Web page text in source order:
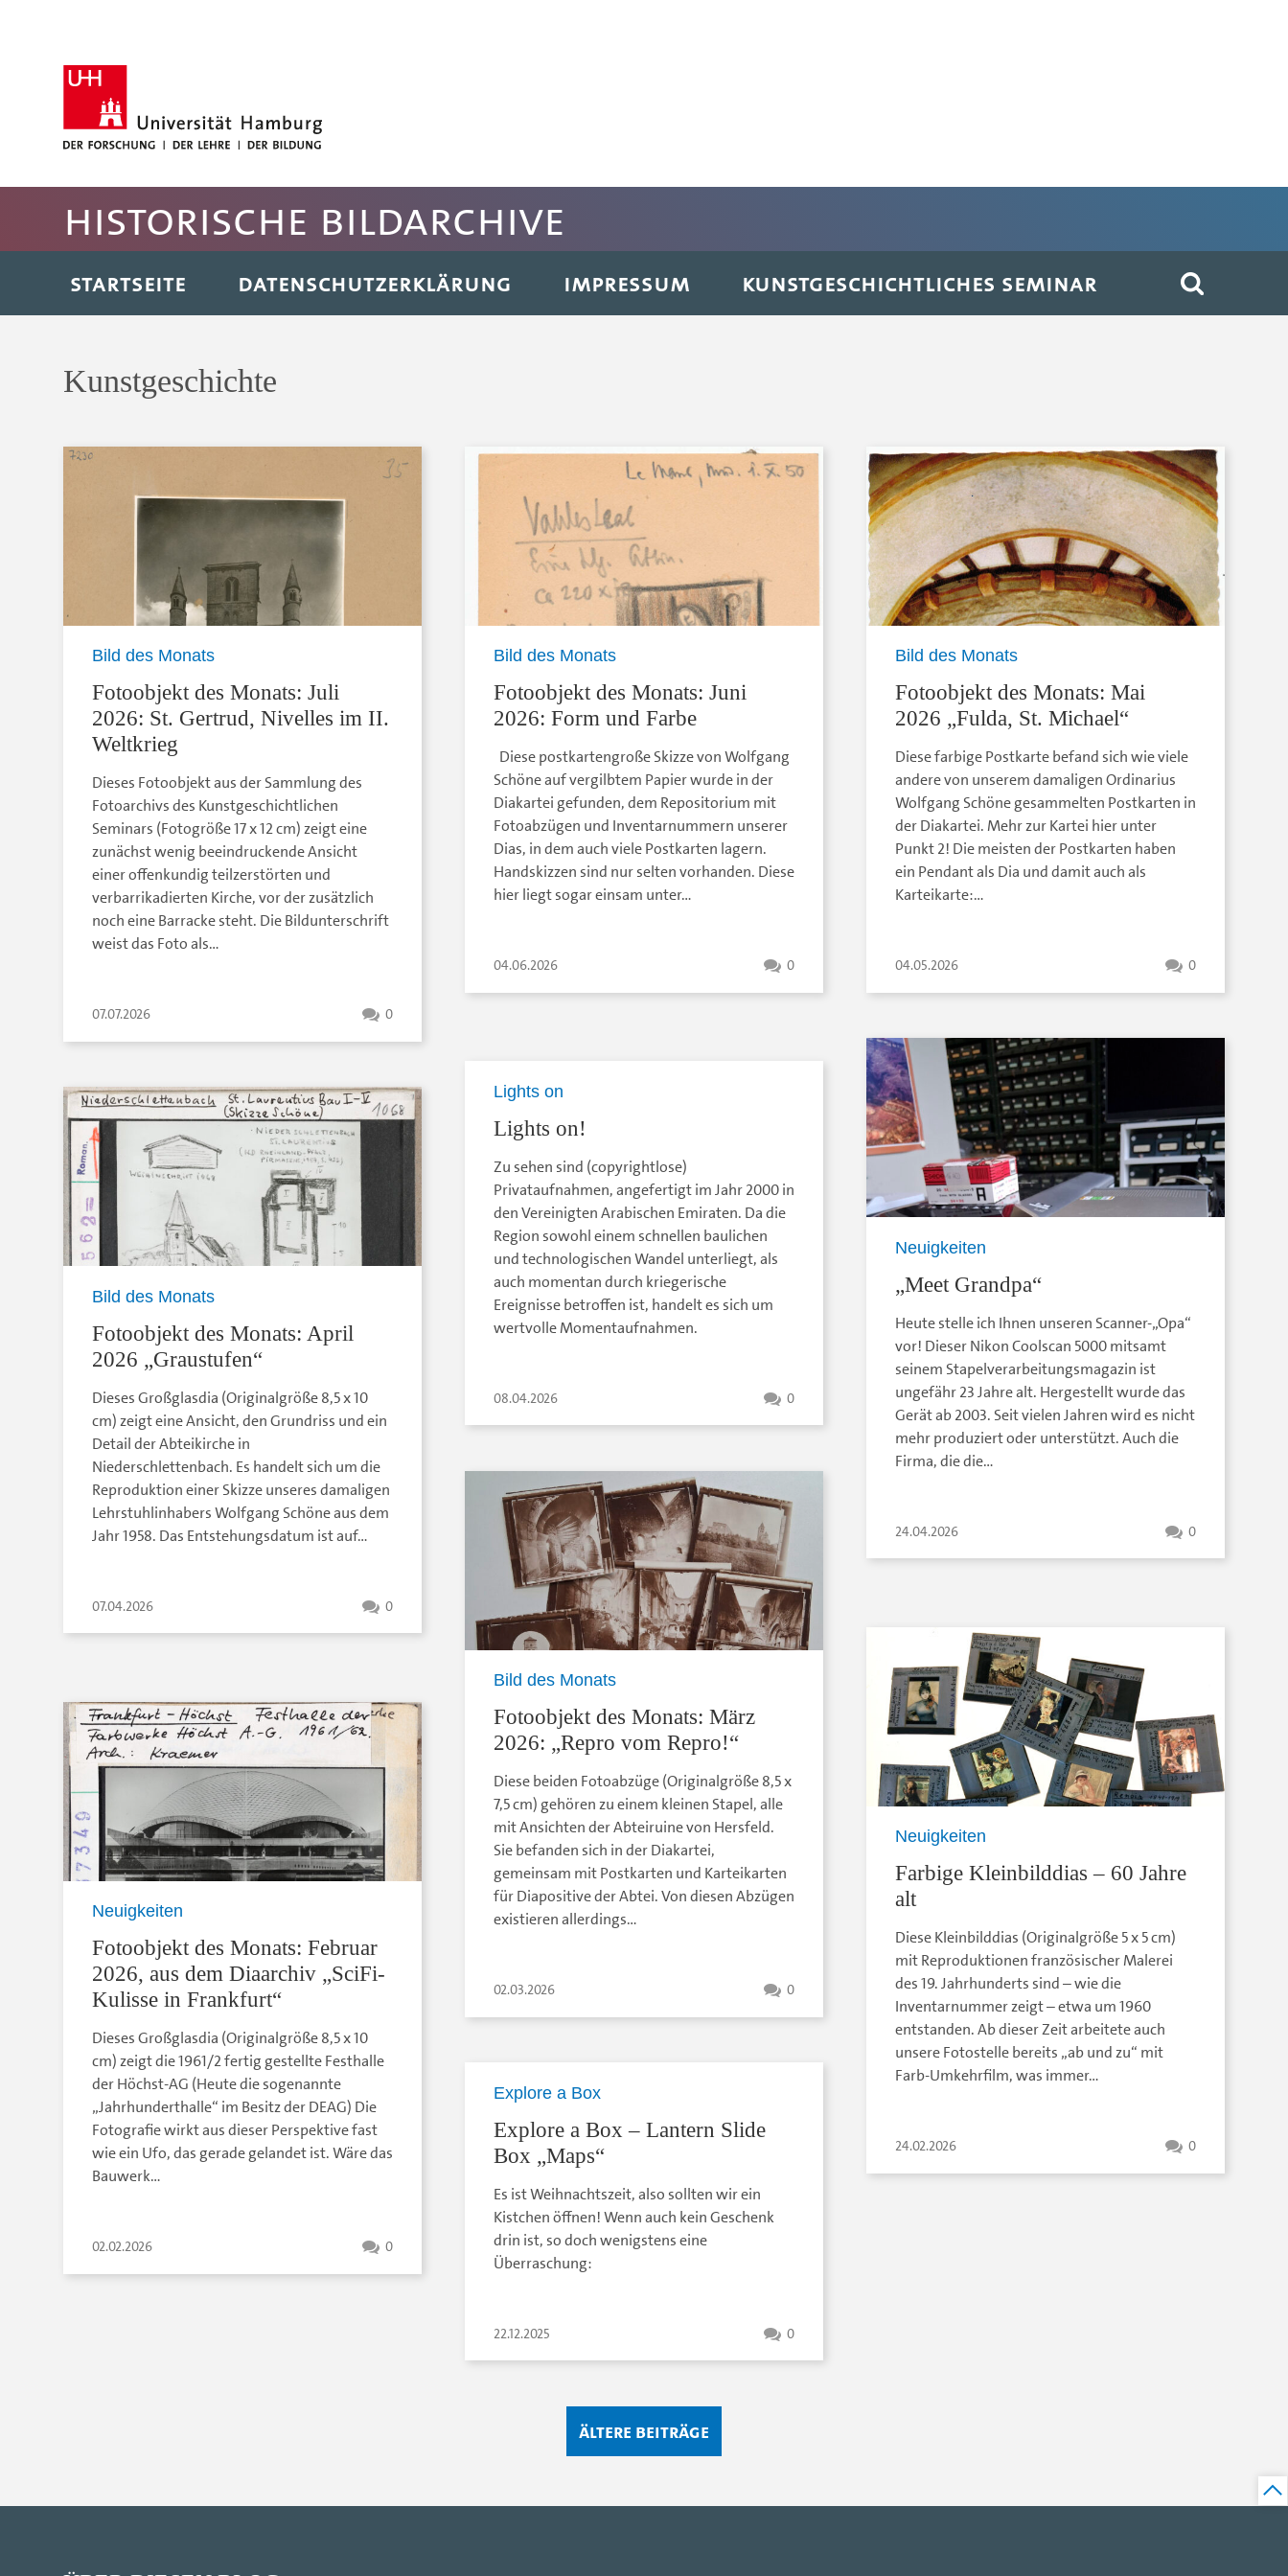
Fussbereich der Seite anspringen
Historische Bildarchive
STARTSEITE DATENSCHUTZERKLÄRUNG IMPRESSUM KUNSTGESCHICHTLICHES SEMINAR
Kunstgeschichte
Bild des Monats
Fotoobjekt des Monats: Juli
2026: St. Gertrud, Nivelles im II.
Weltkrieg
Dieses Fotoobjekt aus der Sammlung des
Fotoarchivs des Kunstgeschichtlichen
Seminars (Fotogröße 17 x 12 cm) zeigt eine
zunächst wenig beeindruckende Ansicht
einer offenkundig teilzerstörten und
verbarrikadierten Kirche, vor der zusätzlich
noch eine Barracke steht. Die Bildunterschrift
weist das Foto als…
07.07.2026 0
Bild des Monats
Fotoobjekt des Monats: Juni
2026: Form und Farbe
Diese postkartengroße Skizze von Wolfgang
Schöne auf vergilbtem Papier wurde in der
Diakartei gefunden, dem Repositorium mit
Fotoabzügen und Inventarnummern unserer
Dias, in dem auch viele Postkarten lagern.
Handskizzen sind nur selten vorhanden. Diese
hier liegt sogar einsam unter…
04.06.2026 0
Bild des Monats
Fotoobjekt des Monats: Mai
2026 „Fulda, St. Michael“
Diese farbige Postkarte befand sich wie viele
andere von unserem damaligen Ordinarius
Wolfgang Schöne gesammelten Postkarten in
der Diakartei. Mehr zur Kartei hier unter
Punkt 2! Die meisten der Postkarten haben
ein Pendant als Dia und damit auch als
Karteikarte:…
04.05.2026 0
Neuigkeiten
„Meet Grandpa“
Heute stelle ich Ihnen unseren Scanner-„Opa“
vor! Dieser Nikon Coolscan 5000 mitsamt
seinem Stapelverarbeitungsmagazin ist
ungefähr 23 Jahre alt. Hergestellt wurde das
Gerät ab 2003. Seit vielen Jahren wird es nicht
mehr produziert oder unterstützt. Auch die
Firma, die die…
24.04.2026 0
Lights on
Lights on!
Zu sehen sind (copyrightlose)
Privataufnahmen, angefertigt im Jahr 2000 in
den Vereinigten Arabischen Emiraten. Da die
Region sowohl einem schnellen baulichen
und technologischen Wandel unterliegt, als
auch momentan durch kriegerische
Ereignisse betroffen ist, handelt es sich um
wertvolle Momentaufnahmen.
08.04.2026 0
Bild des Monats
Fotoobjekt des Monats: April
2026 „Graustufen“
Dieses Großglasdia (Originalgröße 8,5 x 10
cm) zeigt eine Ansicht, den Grundriss und ein
Detail der Abteikirche in
Niederschlettenbach. Es handelt sich um die
Reproduktion einer Skizze unseres damaligen
Lehrstuhlinhabers Wolfgang Schöne aus dem
Jahr 1958. Das Entstehungsdatum ist auf…
07.04.2026 0
Bild des Monats
Fotoobjekt des Monats: März
2026: „Repro vom Repro!“
Diese beiden Fotoabzüge (Originalgröße 8,5 x
7,5 cm) gehören zu einem kleinen Stapel, alle
mit Ansichten der Abteiruine von Hersfeld.
Sie befanden sich in der Diakartei,
gemeinsam mit Postkarten und Karteikarten
für Diapositive der Abtei. Von diesen Abzügen
existieren allerdings…
02.03.2026 0
Neuigkeiten
Farbige Kleinbilddias – 60 Jahre
alt
Diese Kleinbilddias (Originalgröße 5 x 5 cm)
mit Reproduktionen französischer Malerei
des 19. Jahrhunderts sind – wie die
Inventarnummer zeigt – etwa um 1960
entstanden. Ab dieser Zeit arbeitete auch
unsere Fotostelle bereits „ab und zu“ mit
Farb-Umkehrfilm, was immer…
24.02.2026 0
Neuigkeiten
Fotoobjekt des Monats: Februar
2026, aus dem Diaarchiv „SciFi-
Kulisse in Frankfurt“
Dieses Großglasdia (Originalgröße 8,5 x 10
cm) zeigt die 1961/2 fertig gestellte Festhalle
der Höchst-AG (Heute die sogenannte
„Jahrhunderthalle“ im Besitz der DEAG) Die
Fotografie wirkt aus dieser Perspektive fast
wie ein Ufo, das gerade gelandet ist. Wäre das
Bauwerk…
02.02.2026 0
Explore a Box
Explore a Box – Lantern Slide
Box „Maps“
Es ist Weihnachtszeit, also sollten wir ein
Kistchen öffnen! Wenn auch kein Geschenk
drin ist, so doch wenigstens eine
Überraschung:
22.12.2025 0
Ältere Beiträge